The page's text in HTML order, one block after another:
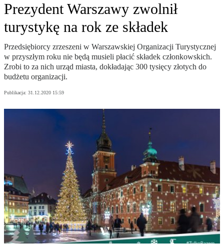
Prezydent Warszawy zwolnił
turystykę na rok ze składek
Przedsiębiorcy zrzeszeni w Warszawskiej Organizacji Turystycznej
w przyszłym roku nie będą musieli płacić składek członkowskich.
Zrobi to za nich urząd miasta, dokładając 300 tysięcy złotych do
budżetu organizacji.
Publikacja: 31.12.2020 15:59